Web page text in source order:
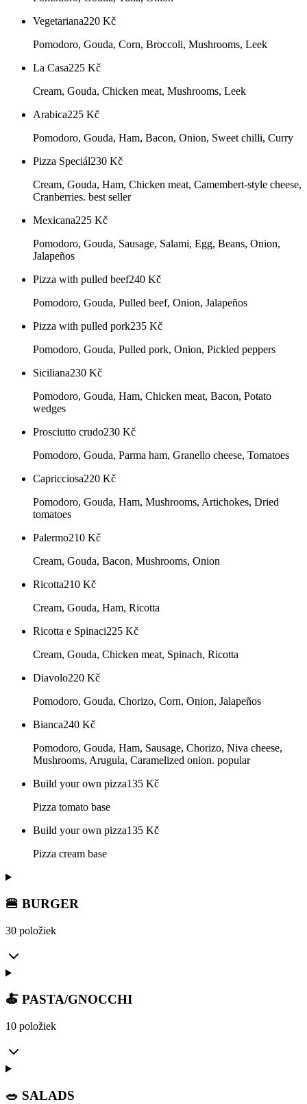
Vegetariana220 Kč
Pomodoro, Gouda, Corn, Broccoli, Mushrooms, Leek
La Casa225 Kč
Cream, Gouda, Chicken meat, Mushrooms, Leek
Arabica225 Kč
Pomodoro, Gouda, Ham, Bacon, Onion, Sweet chilli, Curry
Pizza Speciál230 Kč
Cream, Gouda, Ham, Chicken meat, Camembert-style cheese,
Cranberries. best seller
Mexicana225 Kč
Pomodoro, Gouda, Sausage, Salami, Egg, Beans, Onion,
Jalapeños
Pizza with pulled beef240 Kč
Pomodoro, Gouda, Pulled beef, Onion, Jalapeños
Pizza with pulled pork235 Kč
Pomodoro, Gouda, Pulled pork, Onion, Pickled peppers
Siciliana230 Kč
Pomodoro, Gouda, Ham, Chicken meat, Bacon, Potato
wedges
Prosciutto crudo230 Kč
Pomodoro, Gouda, Parma ham, Granello cheese, Tomatoes
Capricciosa220 Kč
Pomodoro, Gouda, Ham, Mushrooms, Artichokes, Dried
tomatoes
Palermo210 Kč
Cream, Gouda, Bacon, Mushrooms, Onion
Ricotta210 Kč
Cream, Gouda, Ham, Ricotta
Ricotta e Spinaci225 Kč
Cream, Gouda, Chicken meat, Spinach, Ricotta
Diavolo220 Kč
Pomodoro, Gouda, Chorizo, Corn, Onion, Jalapeños
Bianca240 Kč
Pomodoro, Gouda, Ham, Sausage, Chorizo, Niva cheese,
Mushrooms, Arugula, Caramelized onion. popular
Build your own pizza135 Kč
Pizza tomato base
Build your own pizza135 Kč
Pizza cream base
🍔 BURGER
30 položiek
🍝 PASTA/GNOCCHI
10 položiek
🥗 SALADS